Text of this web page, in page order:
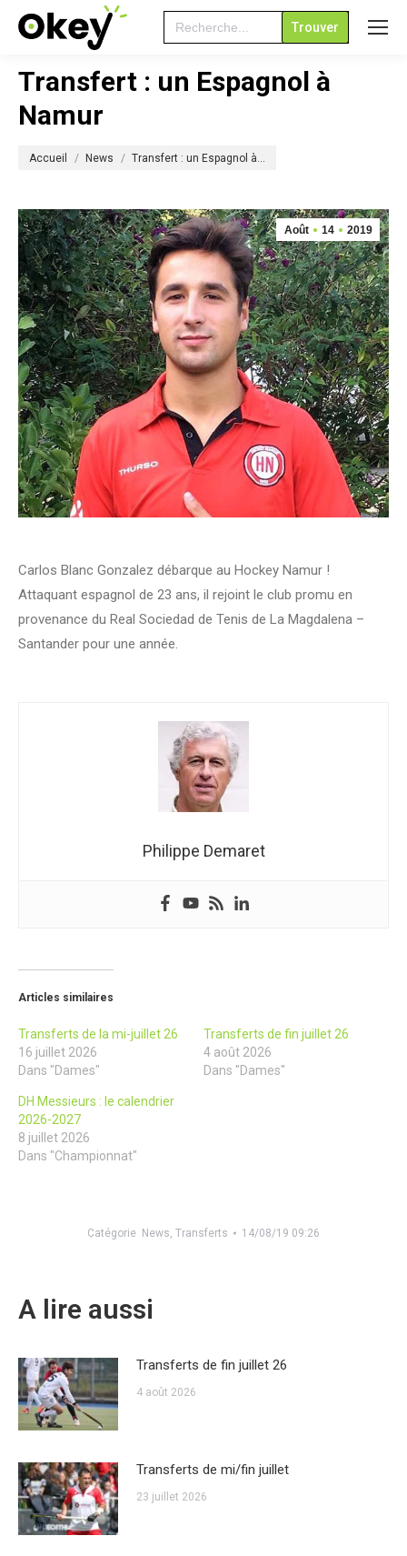
Search
for:
Transfert : un Espagnol à
Namur
Accueil News Transfert : un Espagnol à…
Août 14 2019
Carlos Blanc Gonzalez débarque au Hockey Namur !
Attaquant espagnol de 23 ans, il rejoint le club promu en
provenance du Real Sociedad de Tenis de La Magdalena –
Santander pour une année.
Philippe Demaret
Articles similaires
Transferts de la mi-juillet 26
16 juillet 2026
Dans "Dames"
Transferts de fin juillet 26
4 août 2026
Dans "Dames"
DH Messieurs : le calendrier
2026-2027
8 juillet 2026
Dans "Championnat"
Catégorie News, Transferts 14/08/19 09:26
A lire aussi
Transferts de fin juillet 26
4 août 2026
Transferts de mi/fin juillet
23 juillet 2026